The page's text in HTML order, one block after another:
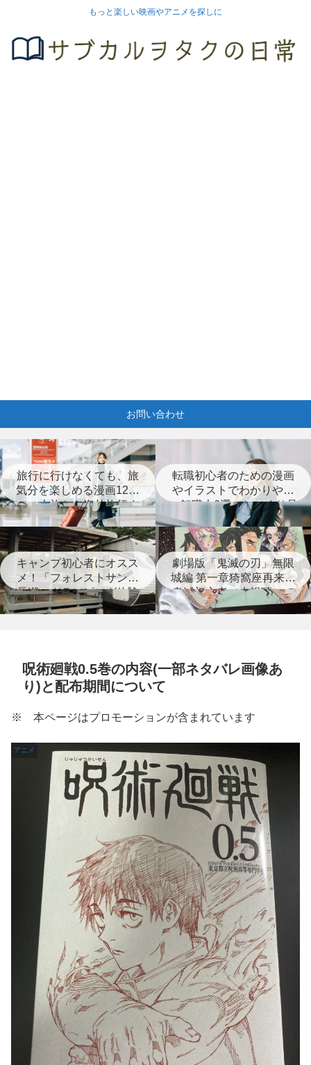
もっと楽しい映画やアニメを探しに
お問い合わせ
旅行に行けなくても、旅
気分を楽しめる漫画12選
（一人旅から海外旅行ま
で）
転職初心者のための漫画
やイラストでわかりやす
い転職本6選＋じっくり見
つめなおす本3選
キャンプ初心者にオスス
メ！「フォレストサンズ
長瀞」グランピング体験
レポート
劇場版「鬼滅の刃」無限
城編 第一章猗窩座再来は
鬼滅初心者（未視聴）で
も楽しめる？
呪術廻戦0.5巻の内容(一部ネタバレ画像あ
り)と配布期間について
※ 本ページはプロモーションが含まれています
アニメ